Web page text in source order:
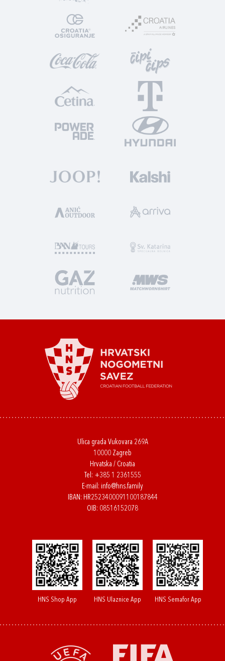
Ulica grada Vukovara 269A
10000 Zagreb
Hrvatska / Croatia
Tel: +385 1 2361555
E-mail: info@hns.family
IBAN: HR2523400091100187844
OIB: 08516152078
HNS Shop App HNS Ulaznice App HNS Semafor App